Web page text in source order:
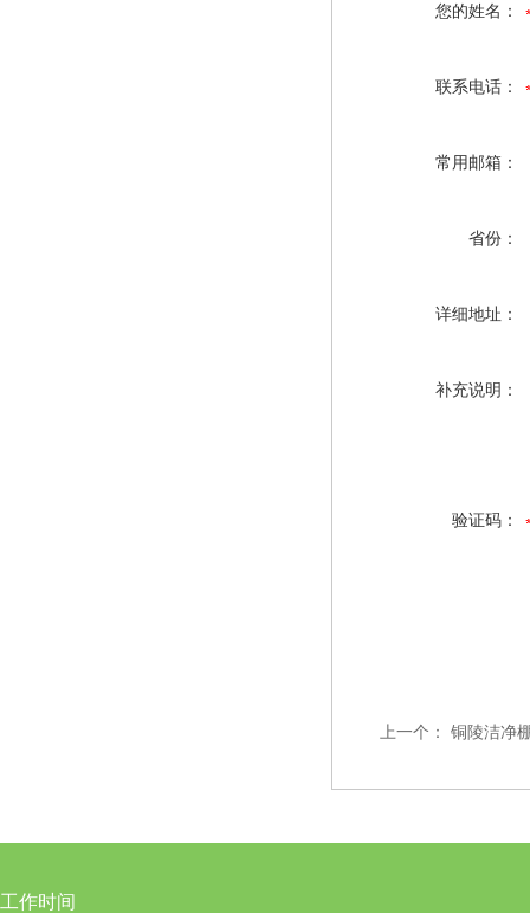
您的姓名：
联系电话：
常用邮箱：
省份：
详细地址：
补充说明：
验证码：
上一个： 铜陵洁净
工作时间